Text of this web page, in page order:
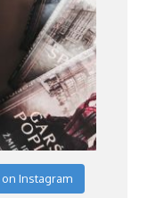
Instagram